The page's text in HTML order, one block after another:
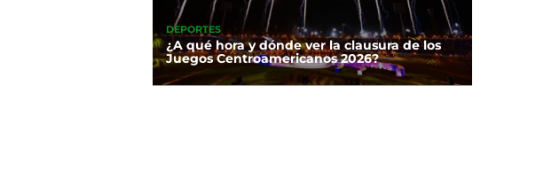
DEPORTES
¿A qué hora y dónde ver la clausura de los
Juegos Centroamericanos 2026?